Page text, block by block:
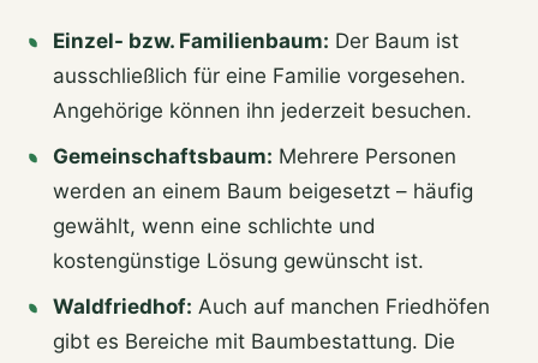
Einzel- bzw. Familienbaum: Der Baum ist
ausschließlich für eine Familie vorgesehen.
Angehörige können ihn jederzeit besuchen.
Gemeinschaftsbaum: Mehrere Personen
werden an einem Baum beigesetzt – häufig
gewählt, wenn eine schlichte und
kostengünstige Lösung gewünscht ist.
Waldfriedhof: Auch auf manchen Friedhöfen
gibt es Bereiche mit Baumbestattung. Die